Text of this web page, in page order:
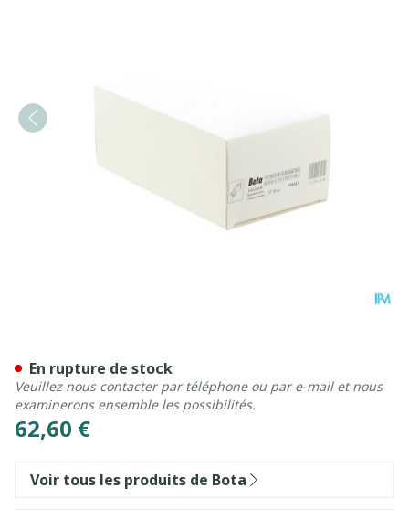
62,60 €
En rupture de stock
Veuillez nous contacter par téléphone ou par e-mail et nous
examinerons ensemble les possibilités.
Voir tous les produits de Bota